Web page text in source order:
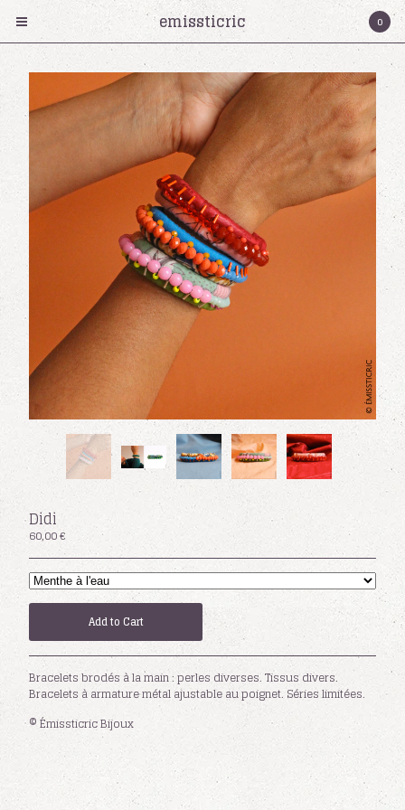
Products
Collier
Boucles d'oreilles
cartes cadeaux
Émissticric?
Contact
Cart
Instagram
Facebook
Powered by Big Cartel
0
emissticric
Didi
60,00€
Add to Cart
Bracelets brodés à la main : perles diverses. Tissus divers.
Bracelets à armature métal ajustable au poignet. Séries limitées.
© Émissticric Bijoux